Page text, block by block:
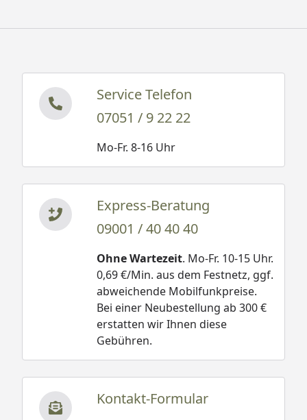
Service Telefon
07051 / 9 22 22
Mo-Fr. 8-16 Uhr
Express-Beratung
09001 / 40 40 40
Ohne Wartezeit. Mo-Fr. 10-15 Uhr.
0,69 €/Min. aus dem Festnetz, ggf.
abweichende Mobilfunkpreise.
Bei einer Neubestellung ab 300 €
erstatten wir Ihnen diese
Gebühren.
Kontakt-Formular